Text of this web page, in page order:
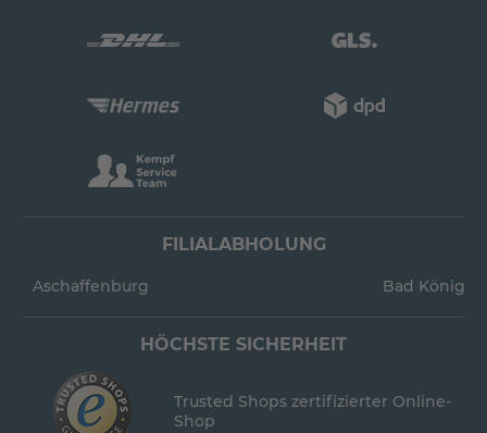
FILIALABHOLUNG
Aschaffenburg Bad König
HÖCHSTE SICHERHEIT
Trusted Shops zertifizierter Online-
Shop